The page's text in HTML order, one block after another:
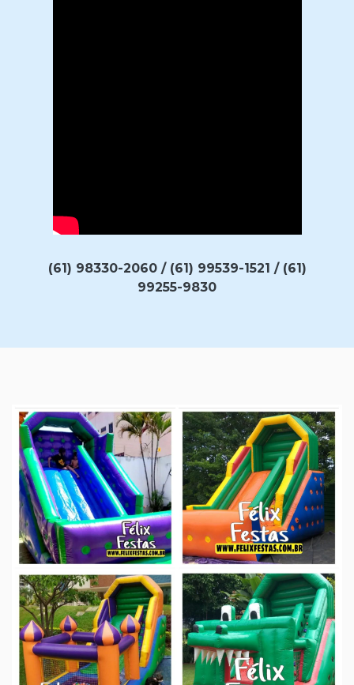
(61) 98330-2060 / (61) 99539-1521 / (61)
99255-9830